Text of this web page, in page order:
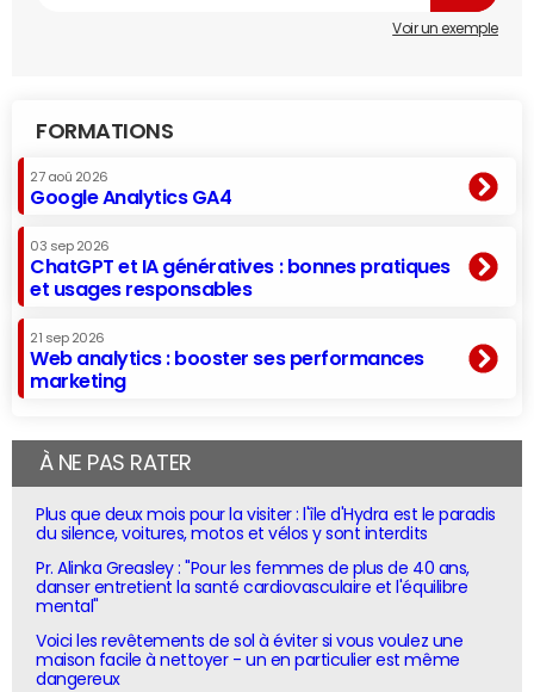
Voir un exemple
FORMATIONS
27 aoû 2026
Google Analytics GA4
03 sep 2026
ChatGPT et IA génératives : bonnes pratiques
et usages responsables
21 sep 2026
Web analytics : booster ses performances
marketing
À NE PAS RATER
Plus que deux mois pour la visiter : l'île d'Hydra est le paradis
du silence, voitures, motos et vélos y sont interdits
Pr. Alinka Greasley : "Pour les femmes de plus de 40 ans,
danser entretient la santé cardiovasculaire et l'équilibre
mental"
Voici les revêtements de sol à éviter si vous voulez une
maison facile à nettoyer - un en particulier est même
dangereux